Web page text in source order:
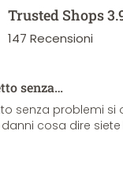
Trusted Shops
147 Recensioni
senza…
senza problemi si
cosa dire siete